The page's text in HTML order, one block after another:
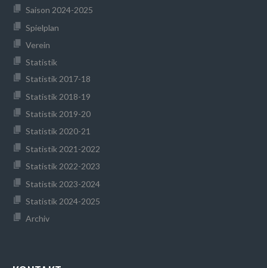
Saison 2024-2025
Spielplan
Verein
Statistik
Statistik 2017-18
Statistik 2018-19
Statistik 2019-20
Statistik 2020-21
Statistik 2021-2022
Statistik 2022-2023
Statistik 2023-2024
Statistik 2024-2025
Archiv